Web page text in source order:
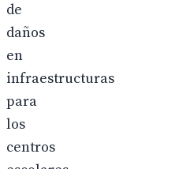
de
daños
en
infraestructuras
para
los
centros